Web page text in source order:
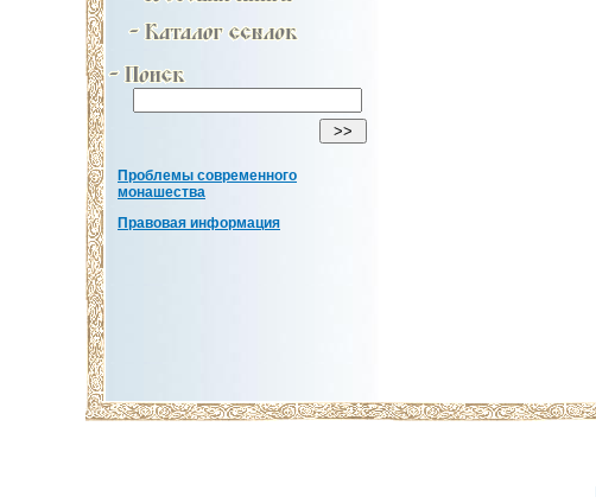
Проблемы современного
монашества
Правовая информация